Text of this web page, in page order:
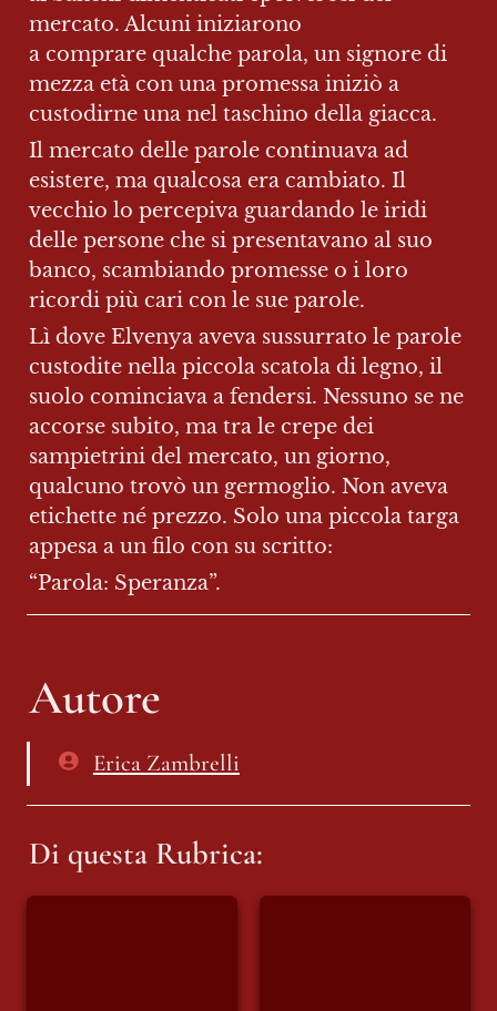
mercato. Alcuni iniziarono
a comprare qualche parola, un signore di
mezza età con una promessa iniziò a
custodirne una nel taschino della giacca.
Il mercato delle parole continuava ad
esistere, ma qualcosa era cambiato. Il
vecchio lo percepiva guardando le iridi
delle persone che si presentavano al suo
banco, scambiando promesse o i loro
ricordi più cari con le sue parole.
Lì dove Elvenya aveva sussurrato le parole
custodite nella piccola scatola di legno, il
suolo cominciava a fendersi. Nessuno se ne
accorse subito, ma tra le crepe dei
sampietrini del mercato, un giorno,
qualcuno trovò un germoglio. Non aveva
etichette né prezzo. Solo una piccola targa
appesa a un filo con su scritto:
“Parola: Speranza”.
Autore
Erica Zambrelli
Di questa Rubrica: